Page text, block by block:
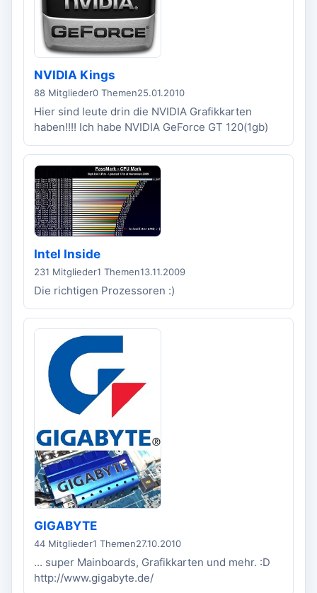
NVIDIA Kings
88 Mitglieder0 Themen25.01.2010
Hier sind leute drin die NVIDIA Grafikkarten
haben!!!! Ich habe NVIDIA GeForce GT 120(1gb)
Intel Inside
231 Mitglieder1 Themen13.11.2009
Die richtigen Prozessoren :)
GIGABYTE
44 Mitglieder1 Themen27.10.2010
... super Mainboards, Grafikkarten und mehr. :D
http://www.gigabyte.de/